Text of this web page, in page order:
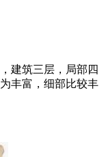
建筑三层，局部四
丰富，细部比较丰